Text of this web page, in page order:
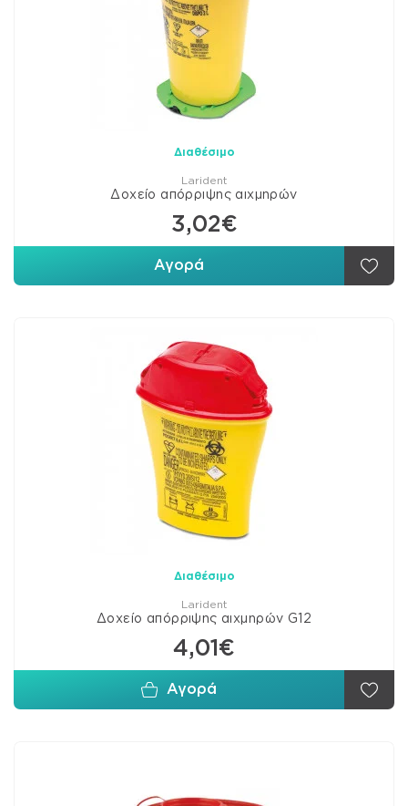
Διαθέσιμο
Larident
Δοχείο απόρριψης αιχμηρών
3,02€
Αγορά
Διαθέσιμο
Larident
Δοχείο απόρριψης αιχμηρών G12
4,01€
Αγορά